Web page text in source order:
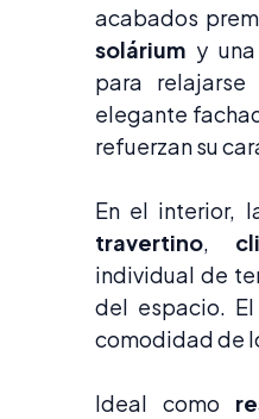
acabados
solárium y una
para
elegante
refuerzan su
En el interior,
travertino,
individual de
del espacio.
comodidad de
Ideal como